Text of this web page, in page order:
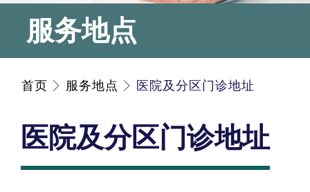
服务地点
首页 服务地点 医院及分区门诊地址
医院及分区门诊地址